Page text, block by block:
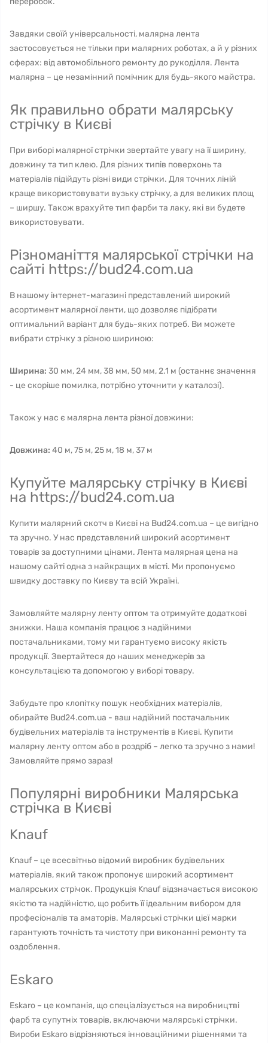
Завдяки своїй універсальності, малярна лента
застосовується не тільки при малярних роботах, а й у різних
сферах: від автомобільного ремонту до рукоділля. Лента
малярна – це незамінний помічник для будь-якого майстра.
Як правильно обрати малярську
стрічку в Києві
При виборі малярної стрічки звертайте увагу на її ширину,
довжину та тип клею. Для різних типів поверхонь та
матеріалів підійдуть різні види стрічки. Для точних ліній
краще використовувати вузьку стрічку, а для великих площ
– ширшу. Також врахуйте тип фарби та лаку, які ви будете
використовувати.
Різноманіття малярської стрічки на
сайті https://bud24.com.ua
В нашому інтернет-магазині представлений широкий
асортимент малярної ленти, що дозволяє підібрати
оптимальний варіант для будь-яких потреб. Ви можете
вибрати стрічку з різною шириною:
Ширина: 30 мм, 24 мм, 38 мм, 50 мм, 2.1 м (останнє значення
- це скоріше помилка, потрібно уточнити у каталозі).
Також у нас є малярна лента різної довжини:
Довжина: 40 м, 75 м, 25 м, 18 м, 37 м
Купуйте малярську стрічку в Києві
на https://bud24.com.ua
Купити малярний скотч в Києві на Bud24.com.ua – це вигідно
та зручно. У нас представлений широкий асортимент
товарів за доступними цінами. Лента малярная цена на
нашому сайті одна з найкращих в місті. Ми пропонуємо
швидку доставку по Києву та всій Україні.
Замовляйте малярну ленту оптом та отримуйте додаткові
знижки. Наша компанія працює з надійними
постачальниками, тому ми гарантуємо високу якість
продукції. Звертайтеся до наших менеджерів за
консультацією та допомогою у виборі товару.
Забудьте про клопітку пошук необхідних матеріалів,
обирайте Bud24.com.ua - ваш надійний постачальник
будівельних матеріалів та інструментів в Києві. Купити
малярну ленту оптом або в роздріб – легко та зручно з нами!
Замовляйте прямо зараз!
Популярні виробники Малярська
стрічка в Києві
Knauf
Knauf – це всесвітньо відомий виробник будівельних
матеріалів, який також пропонує широкий асортимент
малярських стрічок. Продукція Knauf відзначається високою
якістю та надійністю, що робить її ідеальним вибором для
професіоналів та аматорів. Малярські стрічки цієї марки
гарантують точність та чистоту при виконанні ремонту та
оздоблення.
Eskaro
Eskaro – це компанія, що спеціалізується на виробництві
фарб та супутніх товарів, включаючи малярські стрічки.
Вироби Eskaro відрізняються інноваційними рішеннями та